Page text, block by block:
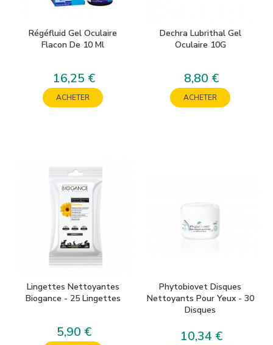
Régéfluid Gel Oculaire
Flacon De 10 Ml
Prix
16,25 €
ACHETER
Dechra Lubrithal Gel
Oculaire 10G
Prix
8,80 €
ACHETER
Lingettes Nettoyantes
Biogance - 25 Lingettes
Prix
5,90 €
Phytobiovet Disques
Nettoyants Pour Yeux - 30
Disques
Prix
10,34 €